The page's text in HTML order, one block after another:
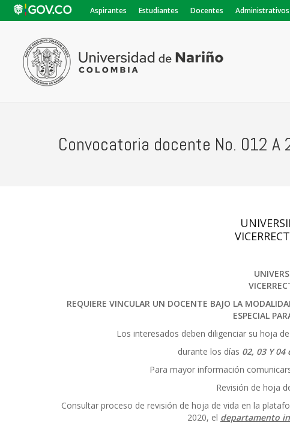
Aspirantes Estudiantes Docentes Administrativos
Convocatoria docente No. 012 A
REQUIERE VINCULAR UN DOCENTE BAJO LA
ESPECIAL
Los interesados deben diligenciar su hoja
durante los días 02, 03 Y
Para mayor información
Revisión de hoja
Consultar proceso de revisión de hoja de vida en la
2020, el departamento